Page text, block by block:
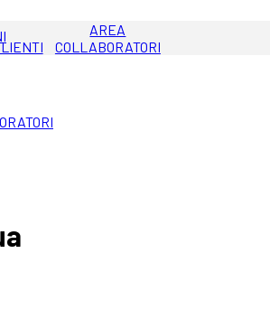
AREA
COLLABORATORI